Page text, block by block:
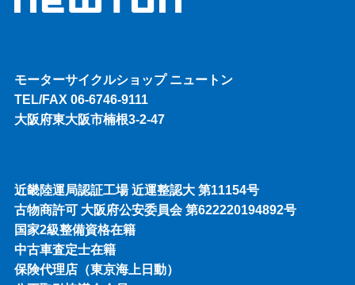
モーターサイクルショップ ニュートン
TEL/FAX 06-6746-9111
大阪府東大阪市楠根3-2-47
近畿陸運局認証工場 近運整認大 第11154号
古物商許可 大阪府公安委員会 第622220194892号
国家2級整備資格在籍
中古車査定士在籍
保険代理店（東京海上日動）